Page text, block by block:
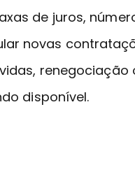
de juros,
novas
renegociação
disponível.